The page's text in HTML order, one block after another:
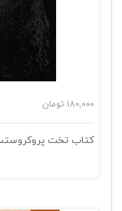
180,000 تومان
کتاب تخت